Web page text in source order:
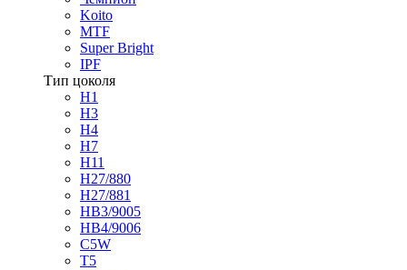
Koito
MTF
Super Bright
IPF
Тип цоколя
H1
H3
H4
H7
H11
H27/880
H27/881
HB3/9005
HB4/9006
C5W
T5